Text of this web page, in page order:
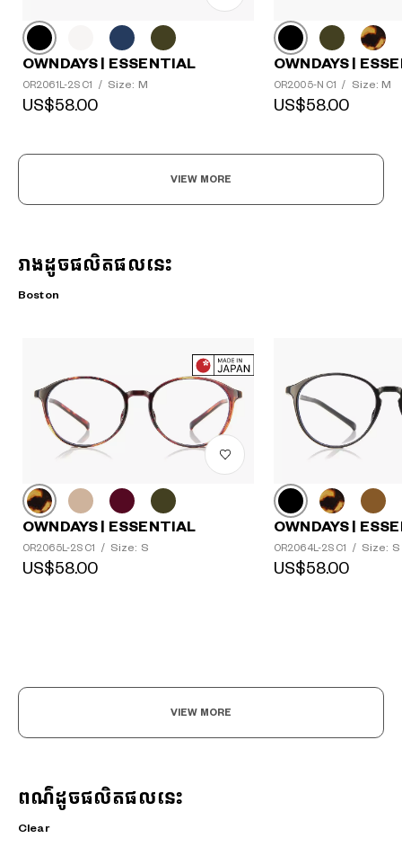
OWNDAYS | ESSENTIAL
OR2061L-2S C1 / Size: M
US$58.00
OWNDAYS |
OR2005-N C1 / Size: M
US$58.00
VIEW MORE
រាងដូចផលិតផលនេះ
Boston
OWNDAYS | ESSENTIAL
OR2065L-2S C1 / Size: S
US$58.00
OWNDAYS |
OR2064L-2S C1 / Size: S
US$58.00
VIEW MORE
ពណ៌ដូចផលិតផលនេះ
Clear